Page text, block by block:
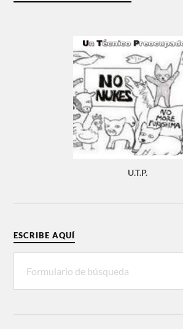
U.T.P.
ESCRIBE AQUÍ